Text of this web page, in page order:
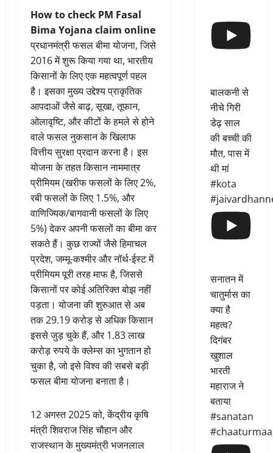
How to check PM Fasal
Bima Yojana claim online
प्रधानमंत्री फसल बीमा योजना, जिसे
2016 में शुरू किया गया था, भारतीय
किसानों के लिए एक महत्वपूर्ण पहल
है। इसका मुख्य उद्देश्य प्राकृतिक
आपदाओं जैसे बाढ़, सूखा, तूफान,
ओलावृष्टि, और कीटों के हमले से होने
वाले फसल नुकसान के खिलाफ
वित्तीय सुरक्षा प्रदान करना है। इस
योजना के तहत किसान नाममात्र
प्रीमियम (खरीफ फसलों के लिए 2%,
रबी फसलों के लिए 1.5%, और
वाणिज्यिक/बागवानी फसलों के लिए
5%) देकर अपनी फसलों का बीमा कर
सकते हैं। कुछ राज्यों जैसे हिमाचल
प्रदेश, जम्मू-कश्मीर और नॉर्थ-ईस्ट में
प्रीमियम पूरी तरह माफ है, जिससे
किसानों पर कोई अतिरिक्त बोझ नहीं
पड़ता। योजना की शुरुआत से अब
तक 29.19 करोड़ से अधिक किसान
इससे जुड़ चुके हैं, और 1.83 लाख
करोड़ रुपये के क्लेम्स का भुगतान हो
चुका है, जो इसे विश्व की सबसे बड़ी
फसल बीमा योजना बनाता है।
12 अगस्त 2025 को, केंद्रीय कृषि
मंत्री शिवराज सिंह चौहान और
राजस्थान के मुख्यमंत्री भजनलाल
बालकनी से
नीचे गिरी
डेढ़ साल
की बच्ची की
मौत, पास में
थी मां
#kota
सनातन में
चातुर्मास का
क्या है
महत्व?
दिगंबर
खुशाल
भारती
महाराज ने
बताया
#sanatan